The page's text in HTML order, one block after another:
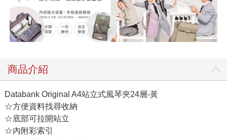
商品介紹
Databank Original A4站立式風琴夾24層-黃
☆方便資料找尋收納
☆底部可拉開站立
☆內附彩索引